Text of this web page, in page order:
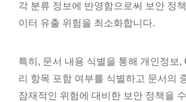
각 분류 정보에 반영함으로써 보안 정
이터 유출 위험을 최소화합니다.
특히, 문서 내용 식별을 통해 개인정보,
리 항목 포함 여부를 식별하고 문서의
잠재적인 위험에 대비한 보안 정책을